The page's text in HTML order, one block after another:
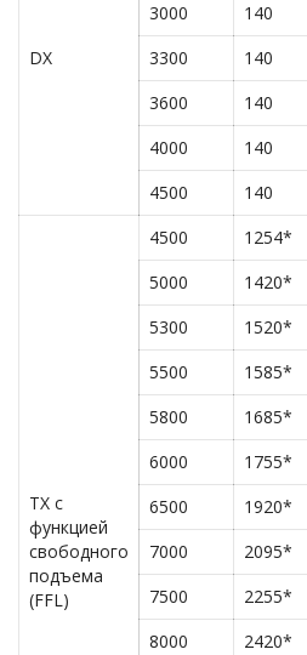
DX
3000
140
3300
140
3600
140
4000
140
4500
140
TX с
функцией
свободного
подъема
(FFL)
4500 1254*
5000
1420*
5300
1520*
5500
1585*
5800
1685*
6000
1755*
6500
1920*
7000
2095*
7500
2255*
8000
2420*